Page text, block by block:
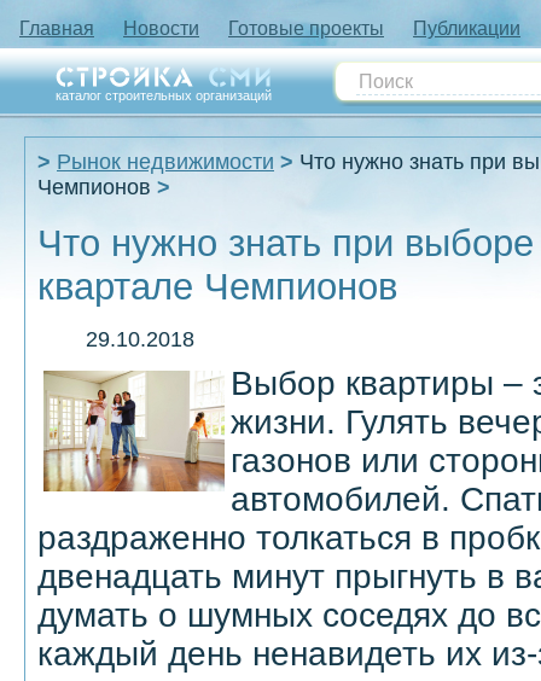
Главная Новости Готовые проекты Публикации
каталог строительных организаций
Рынок недвижимости
Что нужно знать при
Чемпионов
Что нужно знать при
квартале Чемпионов
29.10.2018
Выбор квартиры –
жизни. Гулять
газонов или
автомобилей.
раздраженно толкаться в
двенадцать минут прыгнуть в
думать о шумных соседях до
каждый день ненавидеть их из-